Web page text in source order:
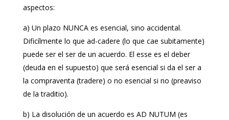
aspectos:
a) Un plazo NUNCA es esencial, sino accidental.
Dificílmente lo que ad-cadere (lo que cae subitamente)
puede ser el ser de un acuerdo. El esse es el deber
(deuda en el supuesto) que será esencial si da el ser a
la compraventa (tradere) o no esencial si no (preaviso
de la traditio).
b) La disolución de un acuerdo es AD NUTUM (es